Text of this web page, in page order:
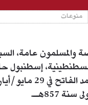
منوعات
والمسلمون عامة،
القسطنطينية، إسطنبول